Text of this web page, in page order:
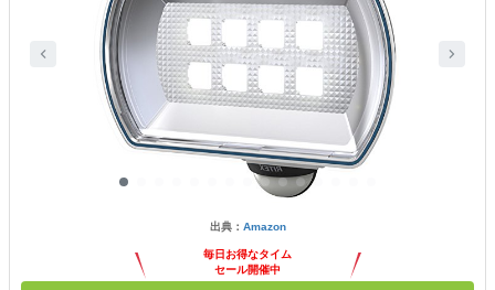
出典： Amazon
毎日お得なタイム
セール開催中